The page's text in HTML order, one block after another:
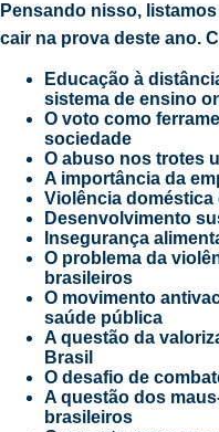
Pensando nisso,
cair na prova deste ano.
Educação à
sistema de ensino
O voto como
sociedade
O abuso nos trotes
A importância da
Violência
Desenvolvimento
Insegurança
O problema da
brasileiros
O movimento
saúde pública
A questão da
Brasil
O desafio de
A questão dos
brasileiros